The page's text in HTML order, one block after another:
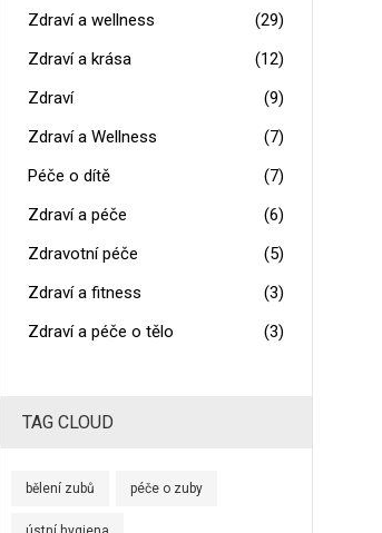
Zdraví a wellness
(29)
Zdraví a krása
(12)
Zdraví
(9)
Zdraví a Wellness
(7)
Péče o dítě
(7)
Zdraví a péče
(6)
Zdravotní péče
(5)
Zdraví a fitness
(3)
Zdraví a péče o tělo
(3)
TAG CLOUD
bělení zubů péče o zuby